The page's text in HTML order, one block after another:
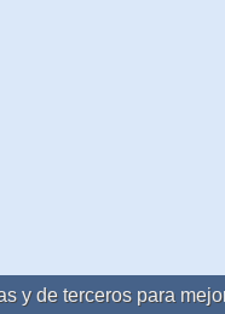
y de terceros para